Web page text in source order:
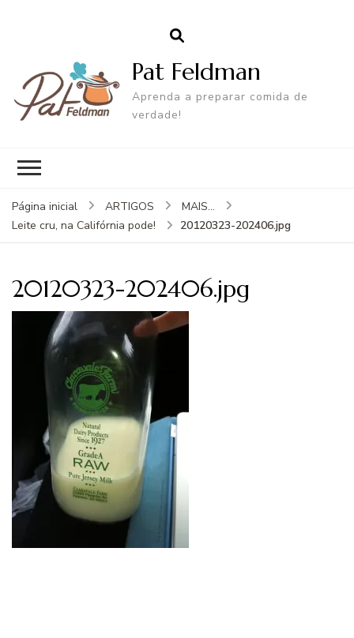
Pat Feldman
Aprenda a preparar comida de
verdade!
Página inicial ARTIGOS
MAIS...
Leite cru, na Califórnia pode!
20120323-202406.jpg
20120323-202406.jpg